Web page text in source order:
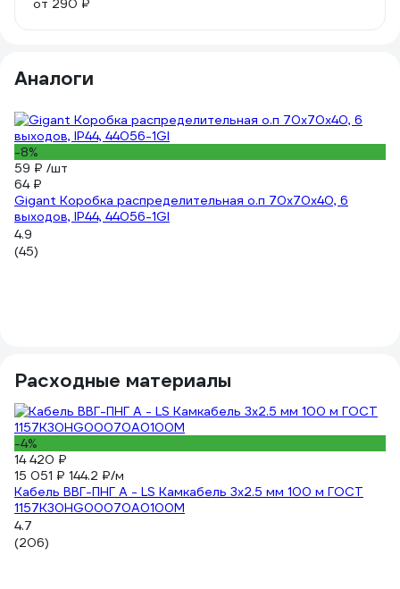
от 290 ₽
Аналоги
-8%
59 ₽ /шт
64 ₽
Gigant Коробка распределительная о.п 70х70х40, 6
выходов, IP44, 44056-1GI
4.9
(45)
Расходные материалы
-4%
14 420 ₽
15 051 ₽ 144.2 ₽/м
Кабель ВВГ-ПНГ А - LS Камкабель 3x2.5 мм 100 м ГОСТ
1157К30HG00070А0100М
4.7
(206)